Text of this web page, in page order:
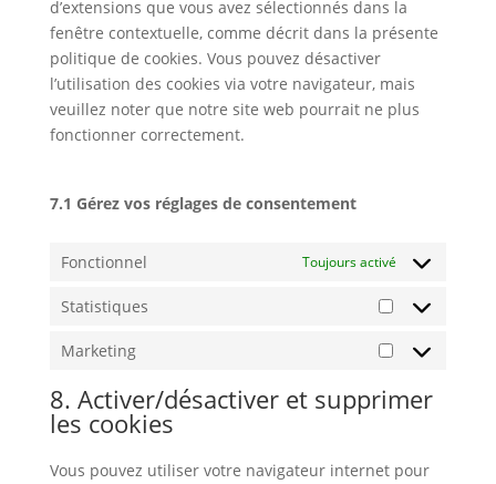
d’extensions que vous avez sélectionnés dans la
fenêtre contextuelle, comme décrit dans la présente
politique de cookies. Vous pouvez désactiver
l’utilisation des cookies via votre navigateur, mais
veuillez noter que notre site web pourrait ne plus
fonctionner correctement.
7.1 Gérez vos réglages de consentement
Fonctionnel Toujours activé
Statistiques
Statistiques
Marketing
Marketing
8. Activer/désactiver et supprimer
les cookies
Vous pouvez utiliser votre navigateur internet pour